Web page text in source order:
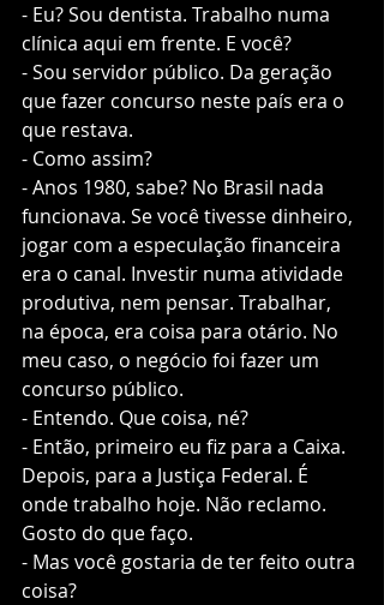
- Eu? Sou dentista. Trabalho numa
clínica aqui em frente. E você?
- Sou servidor público. Da geração
que fazer concurso neste país era o
que restava.
- Como assim?
- Anos 1980, sabe? No Brasil nada
funcionava. Se você tivesse dinheiro,
jogar com a especulação financeira
era o canal. Investir numa atividade
produtiva, nem pensar. Trabalhar,
na época, era coisa para otário. No
meu caso, o negócio foi fazer um
concurso público.
- Entendo. Que coisa, né?
- Então, primeiro eu fiz para a Caixa.
Depois, para a Justiça Federal. É
onde trabalho hoje. Não reclamo.
Gosto do que faço.
- Mas você gostaria de ter feito outra
coisa?